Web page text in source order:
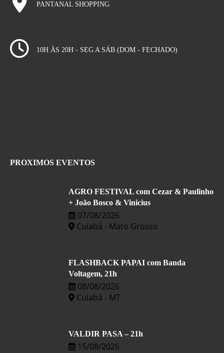
PANTANAL SHOPPING
10H ÀS 20H - SEG A SÁB (DOM - FECHADO)
PROXIMOS EVENTOS
AGRO FESTIVAL com Cezar & Paulinho
+ João Bosco & Vinicius
07/08/2026
Cuiabá - Mato Grosso
FLASHBACK PAPAI com Banda
Voltagem, 21h
08/08/2026
Cuiabá - MT
VALDIR PASA – 21h
15/08/2026